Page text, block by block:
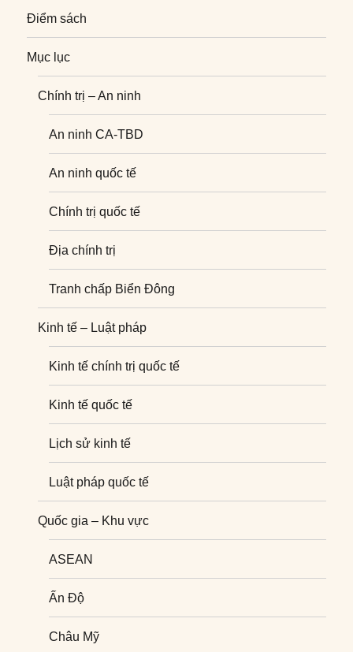
Điểm sách
Mục lục
Chính trị – An ninh
An ninh CA-TBD
An ninh quốc tế
Chính trị quốc tế
Địa chính trị
Tranh chấp Biển Đông
Kinh tế – Luật pháp
Kinh tế chính trị quốc tế
Kinh tế quốc tế
Lịch sử kinh tế
Luật pháp quốc tế
Quốc gia – Khu vực
ASEAN
Ấn Độ
Châu Mỹ